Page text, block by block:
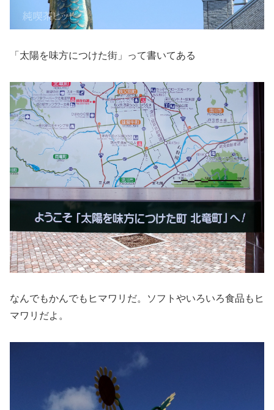
「太陽を味方につけた街」って書いてある
なんでもかんでもヒマワリだ。ソフトやいろいろ食品もヒ
マワリだよ。